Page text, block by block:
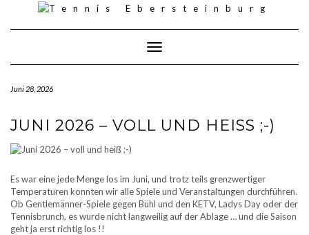
content
Toggle Navigation
Juni 28, 2026
JUNI 2026 – VOLL UND HEISS ;-)
Es war eine jede Menge los im Juni, und trotz teils grenzwertiger
Temperaturen konnten wir alle Spiele und Veranstaltungen durchführen.
Ob Gentlemänner-Spiele gegen Bühl und den KETV, Ladys Day oder der
Tennisbrunch, es wurde nicht langweilig auf der Ablage … und die Saison
geht ja erst richtig los !!